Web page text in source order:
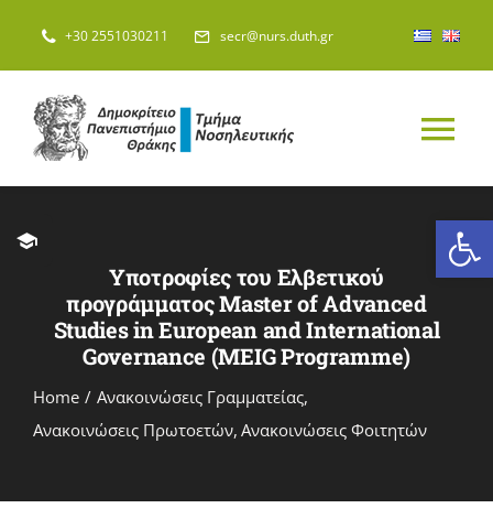
+30 2551030211 secr@nurs.duth.gr
ΑΝΘΡΩΠΙΝΟ ΔΥΝΑΜΙΚΟ
ΣΠΟΥΔΕΣ
ΕΡΕΥΝΑ
Υποτροφίες του Ελβετικού
προγράμματος Master of Advanced
Studies in European and International
Governance (MEIG Programme)
Home
Ανακοινώσεις Γραμματείας
Ανακοινώσεις Πρωτοετών Ανακοινώσεις Φοιτητών